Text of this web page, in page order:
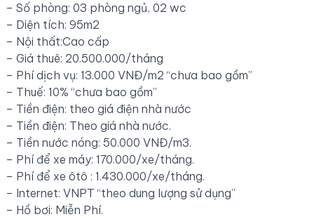
– Số phòng: 03 phòng ngủ, 02 wc
– Diện tích: 95m2
– Nội thất:Cao cấp
– Giá thuê: 20.500.000/tháng
– Phí dịch vụ: 13.000 VNĐ/m2 “chưa bao gồm”
– Thuế: 10% “chưa bao gồm”
– Tiền điện: theo giá điện nhà nước
– Tiền điện: Theo giá nhà nước.
– Tiền nước nóng: 50.000 VNĐ/m3.
– Phí để xe máy: 170.000/xe/tháng.
– Phí để xe ôtô : 1.430.000/xe/tháng.
– Internet: VNPT “theo dung lượng sử dụng”
– Hồ bơi: Miễn Phí.